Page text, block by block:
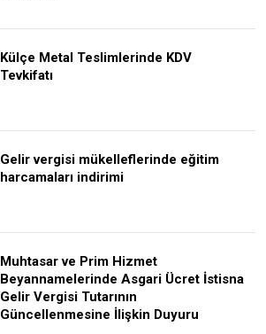
Külçe Metal Teslimlerinde KDV
Tevkifatı
Gelir vergisi mükelleflerinde eğitim
harcamaları indirimi
Muhtasar ve Prim Hizmet
Beyannamelerinde Asgari Ücret İstisna
Gelir Vergisi Tutarının
Güncellenmesine İlişkin Duyuru